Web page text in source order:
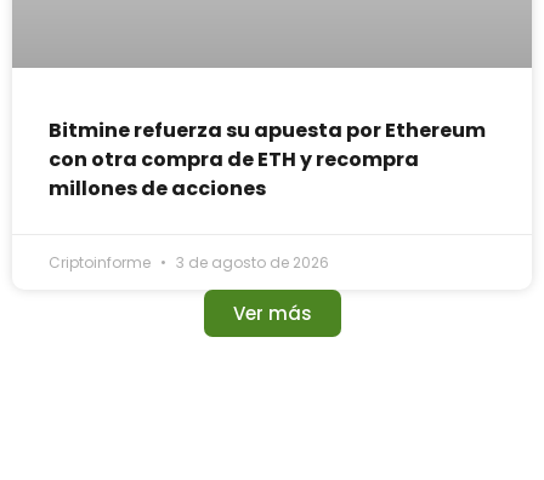
Bitmine refuerza su apuesta por Ethereum
con otra compra de ETH y recompra
millones de acciones
Criptoinforme 3 de agosto de 2026
Ver más